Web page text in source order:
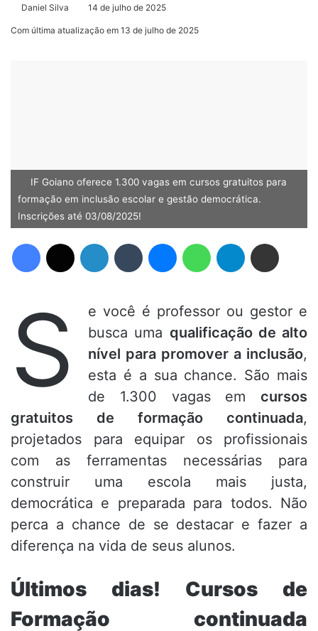
Daniel Silva 14 de julho de 2025
Com última atualização em 13 de julho de 2025
IF Goiano oferece 1.300 vagas em cursos gratuitos para
formação em inclusão escolar e gestão democrática.
Inscrições até 03/08/2025!
S
e você é professor ou gestor e
busca uma qualificação de alto
nível para promover a inclusão,
esta é a sua chance. São mais
de 1.300 vagas em cursos
gratuitos de formação continuada,
projetados para equipar os profissionais
com as ferramentas necessárias para
construir uma escola mais justa,
democrática e preparada para todos. Não
perca a chance de se destacar e fazer a
diferença na vida de seus alunos.
Últimos dias! Cursos de
Formação continuada